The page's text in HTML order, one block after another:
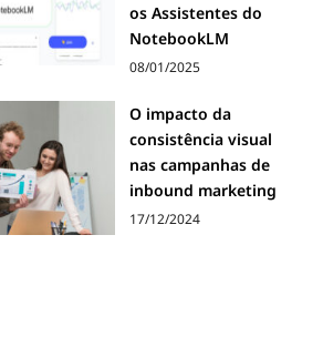
os Assistentes do
NotebookLM
08/01/2025
O impacto da
consistência visual
nas campanhas de
inbound marketing
17/12/2024